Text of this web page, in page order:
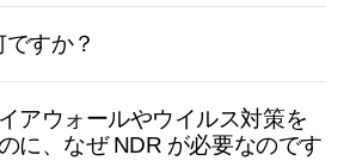
すか？
アウォールやウイルス対策を
に、なぜ NDR が必要なのです